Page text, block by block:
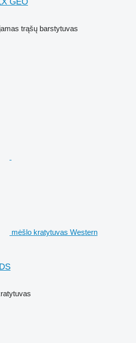
trąšų barstytuvas
mėšlo kratytuvas Western